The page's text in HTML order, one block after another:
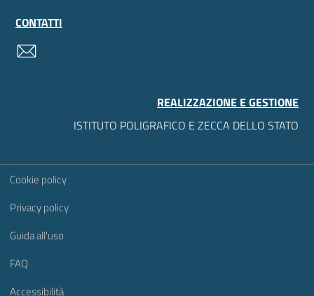
CONTATTI
REALIZZAZIONE E GESTIONE
ISTITUTO POLIGRAFICO E ZECCA DELLO STATO
Sezione Link Utili
Cookie policy
Privacy policy
Guida all'uso
FAQ
Accessibilità